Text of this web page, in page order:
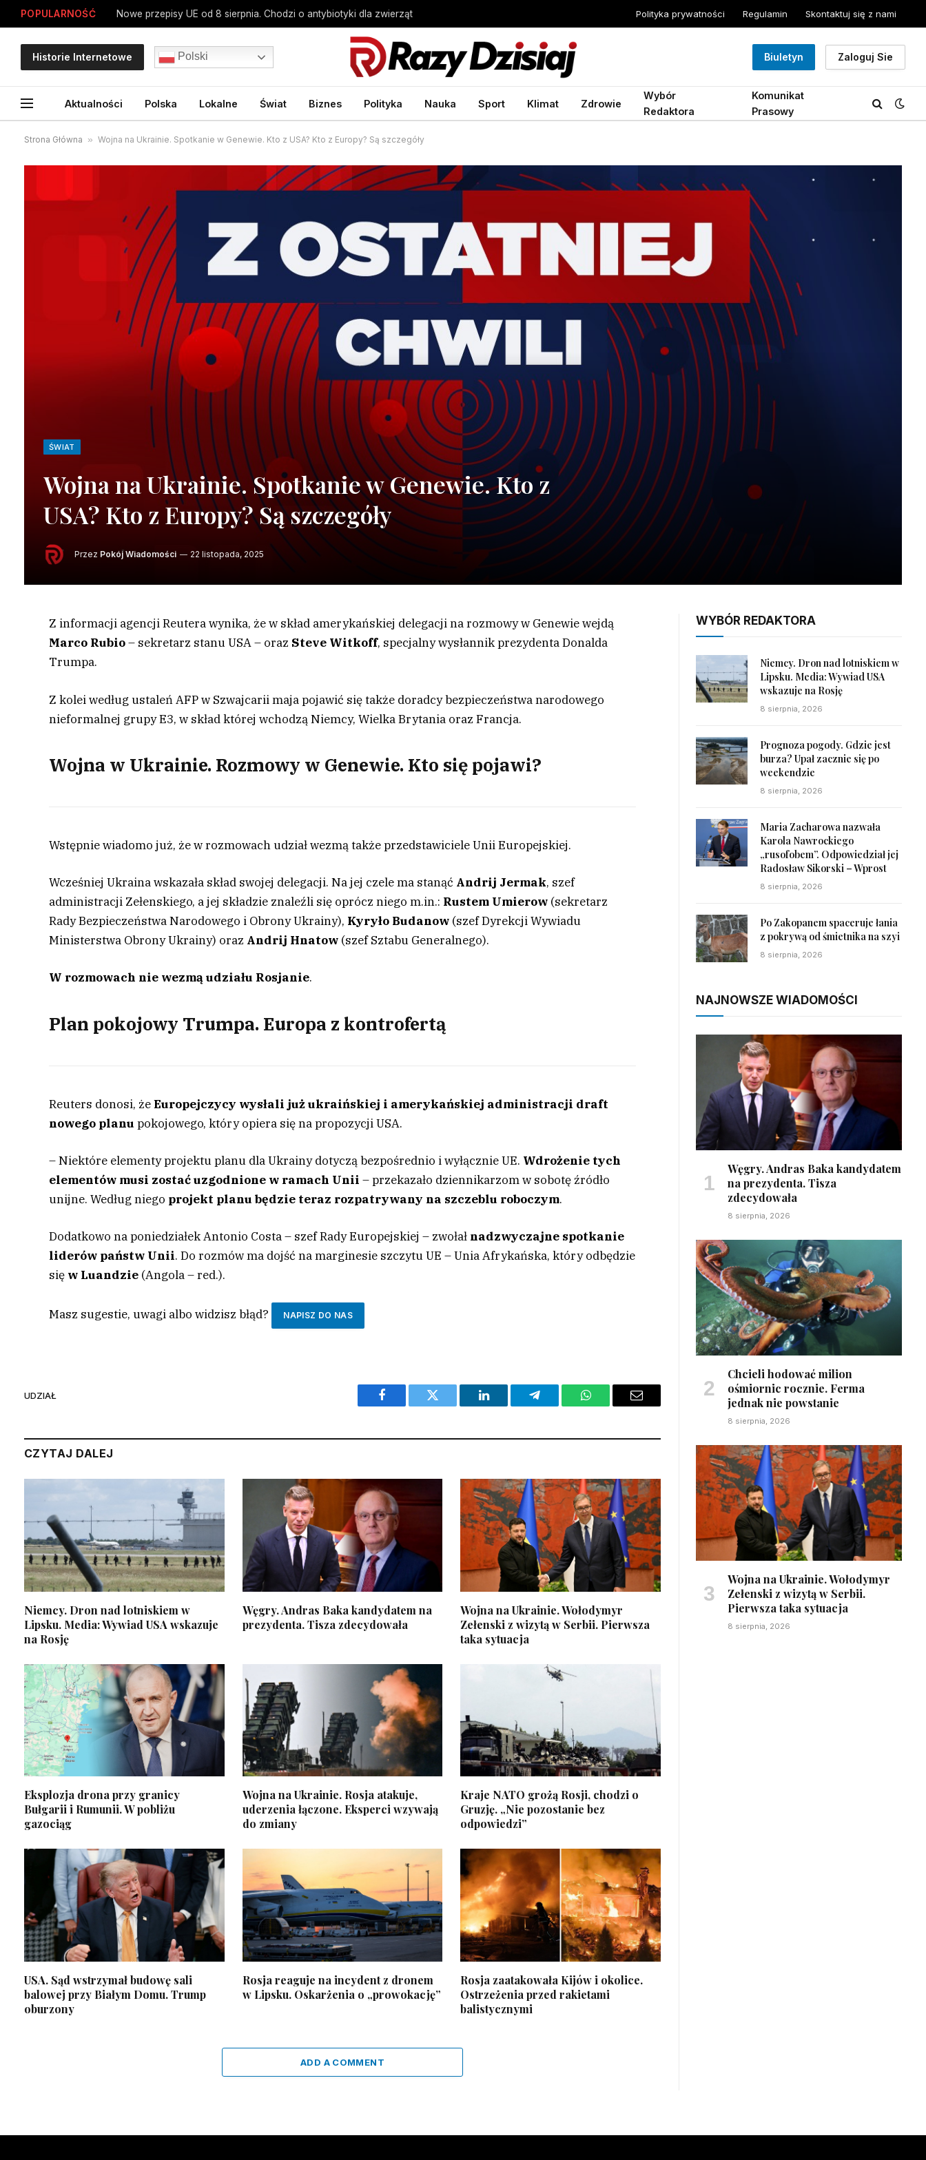
POPULARNOŚĆ Nowe przepisy UE od 8 sierpnia. Chodzi o antybiotyki dla zwierząt Polityka prywatności Regulamin Skontaktuj się z nami
Historie Internetowe Polski Biuletyn Zaloguj Sie
Aktualności Polska Lokalne Świat Biznes Polityka Nauka Sport Klimat Zdrowie
Wybór
Redaktora
Komunikat
Prasowy
Strona Główna » Wojna na Ukrainie. Spotkanie w Genewie. Kto z USA? Kto z Europy? Są szczegóły
ŚWIAT
Wojna na Ukrainie. Spotkanie w Genewie. Kto z
USA? Kto z Europy? Są szczegóły
Przez Pokój Wiadomości 22 listopada, 2025
Z informacji agencji Reutera wynika, że w skład amerykańskiej delegacji na rozmowy w Genewie wejdą
Marco Rubio– sekretarz stanu USA – oraz Steve Witkoff, specjalny wysłannik prezydenta Donalda
Trumpa.
Z kolei według ustaleń AFP w Szwajcarii maja pojawić się także doradcy bezpieczeństwa narodowego
nieformalnej grupy E3, w skład której wchodzą Niemcy, Wielka Brytania oraz Francja.
Wojna w Ukrainie. Rozmowy w Genewie. Kto się pojawi?
Wstępnie wiadomo już, że w rozmowach udział wezmą także przedstawiciele Unii Europejskiej.
Wcześniej Ukraina wskazała skład swojej delegacji. Na jej czele ma stanąć Andrij Jermak, szef
administracji Zełenskiego, a jej składzie znaleźli się oprócz niego m.in.: Rustem Umierow (sekretarz
Rady Bezpieczeństwa Narodowego i Obrony Ukrainy), Kyryło Budanow (szef Dyrekcji Wywiadu
Ministerstwa Obrony Ukrainy) oraz Andrij Hnatow (szef Sztabu Generalnego).
W rozmowach nie wezmą udziału Rosjanie.
Plan pokojowy Trumpa. Europa z kontrofertą
Reuters donosi, żeEuropejczycy wysłali już ukraińskiej i amerykańskiej administracji draft
nowego planupokojowego, który opiera się na propozycji USA.
– Niektóre elementy projektu planu dla Ukrainy dotyczą bezpośrednio i wyłącznie UE. Wdrożenie tych
elementów musi zostać uzgodnione w ramach Unii – przekazało dziennikarzom w sobotę źródło
unijne. Według niego projekt planu będzie teraz rozpatrywany na szczeblu roboczym.
Dodatkowo na poniedziałek Antonio Costa – szef Rady Europejskiej – zwołał nadzwyczajne spotkanie
liderów państw Unii. Do rozmów ma dojść na marginesie szczytu UE – Unia Afrykańska, który odbędzie
się w Luandzie (Angola – red.).
Masz sugestie, uwagi albo widzisz błąd? NAPISZ DO NAS
UDZIAŁ
Facebook Twitter LinkedIn Telegram WhatsAppEmail
CZYTAJ DALEJ
Niemcy. Dron nad lotniskiem w
Lipsku. Media: Wywiad USA wskazuje
na Rosję
Węgry. Andras Baka kandydatem na
prezydenta. Tisza zdecydowała
Wojna na Ukrainie. Wołodymyr
Zełenski z wizytą w Serbii. Pierwsza
taka sytuacja
Eksplozja drona przy granicy
Bułgarii i Rumunii. W pobliżu
gazociąg
Wojna na Ukrainie. Rosja atakuje,
uderzenia łączone. Eksperci wzywają
do zmiany
Kraje NATO grożą Rosji, chodzi o
Gruzję. „Nie pozostanie bez
odpowiedzi”
USA. Sąd wstrzymał budowę sali
balowej przy Białym Domu. Trump
oburzony
Rosja reaguje na incydent z dronem
w Lipsku. Oskarżenia o „prowokację”
Rosja zaatakowała Kijów i okolice.
Ostrzeżenia przed rakietami
balistycznymi
ADD A COMMENT
WYBÓR REDAKTORA
Niemcy. Dron nad lotniskiem w
Lipsku. Media: Wywiad USA
wskazuje na Rosję
8 sierpnia, 2026
Prognoza pogody. Gdzie jest
burza? Upał zacznie się po
weekendzie
8 sierpnia, 2026
Maria Zacharowa nazwała
Karola Nawrockiego
„rusofobem”. Odpowiedział jej
Radosław Sikorski – Wprost
8 sierpnia, 2026
Po Zakopanem spaceruje łania
z pokrywą od śmietnika na szyi
8 sierpnia, 2026
NAJNOWSZE WIADOMOŚCI
Węgry. Andras Baka kandydatem
na prezydenta. Tisza
zdecydowała
8 sierpnia, 2026
Chcieli hodować milion
ośmiornic rocznie. Ferma
jednak nie powstanie
8 sierpnia, 2026
Wojna na Ukrainie. Wołodymyr
Zełenski z wizytą w Serbii.
Pierwsza taka sytuacja
8 sierpnia, 2026